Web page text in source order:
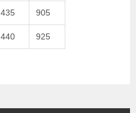
435 905
440 925